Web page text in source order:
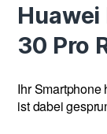
30 Pro
Ihr Smartphone
ist dabei